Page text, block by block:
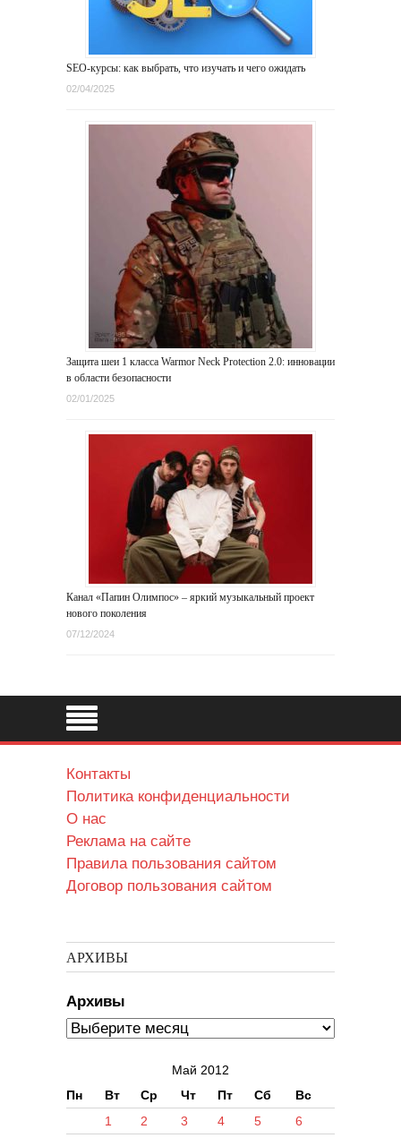
SEO-курсы: как выбрать, что изучать и чего ожидать
02/04/2025
Защита шеи 1 класса Warmor Neck Protection 2.0: инновации
в области безопасности
02/01/2025
Канал «Папин Олимпос» – яркий музыкальный проект
нового поколения
07/12/2024
Контакты
Политика конфиденциальности
О нас
Реклама на сайте
Правила пользования сайтом
Договор пользования сайтом
АРХИВЫ
Архивы
Май 2012
Пн
Вт Ср Чт Пт Сб Вс
1 2 3 4 5
6